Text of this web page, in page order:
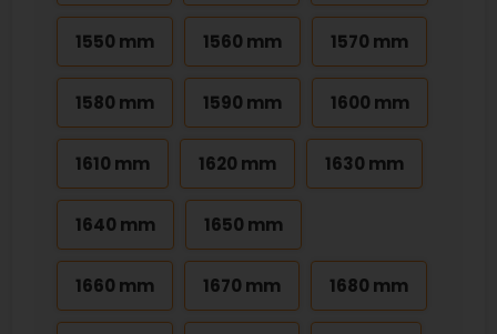
1550 mm 1560 mm 1570 mm
1580 mm 1590 mm 1600 mm
1610 mm 1620 mm 1630 mm
1640 mm 1650 mm
1660 mm 1670 mm 1680 mm